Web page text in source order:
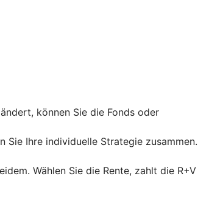
können Sie die Fonds oder
Sie Ihre individuelle Strategie zusammen.
Wählen Sie die Rente, zahlt die R+V